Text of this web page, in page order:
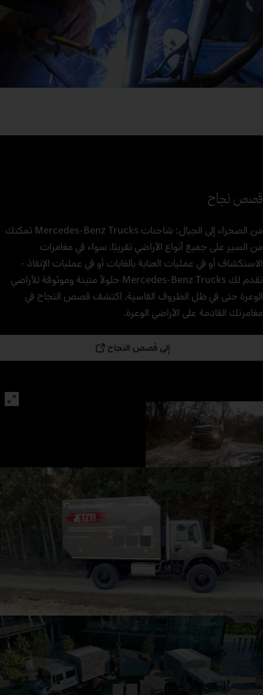
قصص نجاح
من الصحراء إلى الجبال: شاحنات Mercedes‑Benz Trucks تمكنك
من السير على جميع أنواع الأراضي تقريبًا. سواء في مغامرات
الاستكشاف أو في عمليات العناية بالغابات أو في عمليات الإنقاذ -
تقدم لك Mercedes‑Benz Trucks حلولاً متينة وموثوقة للأراضي
الوعرة حتى في ظل الظروف القاسية. اكتشف قصص النجاح في
مغامرتك القادمة على الأراضي الوعرة.
إلى قصص النجاح